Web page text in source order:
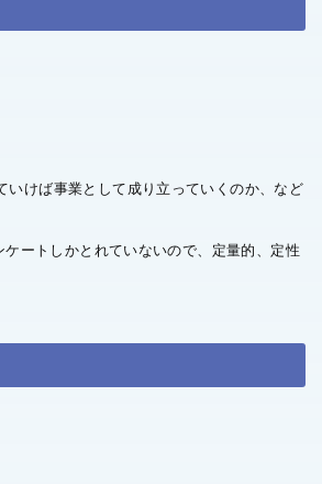
けば事業として成り立っていくのか、など
ートしかとれていないので、定量的、定性